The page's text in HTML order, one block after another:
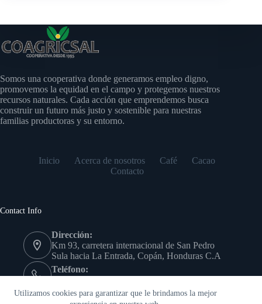
Utilizamos cookies para garantizar que le brindamos la mejor
Somos una cooperativa donde generamos empleo digno,
promovemos la equidad en el campo y protegemos nuestros
recursos naturales. Cada acción que emprendemos busca
construir un futuro más justo y sostenible para nuestras
familias productoras y su entorno.
Inicio Acerca de nosotros Café
Cacao
Contacto
Contact Info
Dirección:
Km 93, carretera internacional de San Pedro
Sula hacia La Entrada, Copán, Honduras C.A
Teléfono:
Copyright © - Cooperativa Agrícola Cafetalera San Antonio